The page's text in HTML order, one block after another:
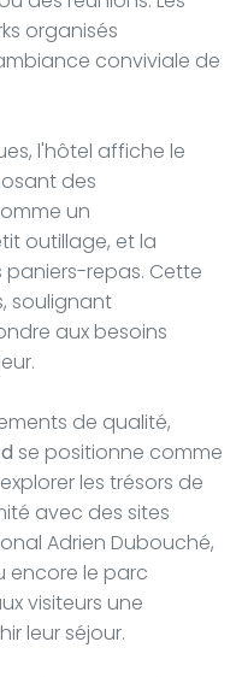
organisés
conviviale de
l'hôtel affiche le
des
un
outillage, et la
repas. Cette
soulignant
aux besoins
de qualité,
se positionne comme
les trésors de
avec des sites
Adrien Dubouché,
encore le parc
visiteurs une
leur séjour.